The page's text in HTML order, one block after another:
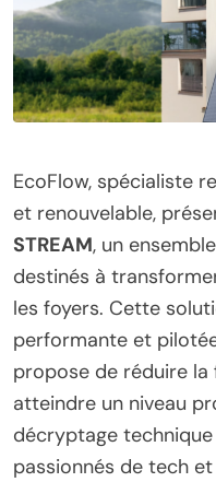
EcoFlow, spécialiste
et renouvelable,
STREAM, un
destinés à
les foyers. Cette
performante et
propose de réduire la
atteindre un niveau
décryptage
passionnés de tech